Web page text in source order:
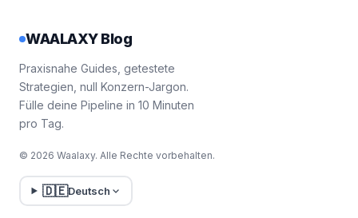
WAALAXY Blog
Praxisnahe Guides, getestete
Strategien, null Konzern-Jargon.
Fülle deine Pipeline in 10 Minuten
pro Tag.
© 2026 Waalaxy. Alle Rechte vorbehalten.
🇩🇪Deutsch